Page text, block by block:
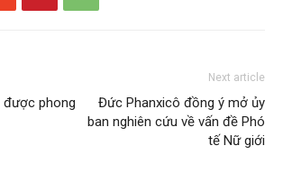
được phong
Next article
Đức Phanxicô đồng ý mở ủy
ban nghiên cứu về vấn đề Phó
tế Nữ giới